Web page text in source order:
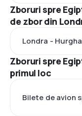
Zboruri spre
de zbor din
Londra -
Zboruri spre
primul loc
Bilete de avion